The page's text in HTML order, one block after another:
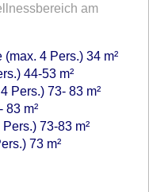
am
4 Pers.) 34 m²
44-53 m²
Pers.) 73- 83 m²
83 m²
73-83 m²
73 m²